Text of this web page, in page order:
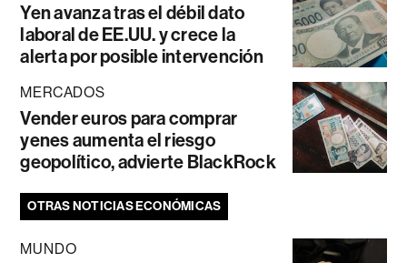
Yen avanza tras el débil dato
laboral de EE.UU. y crece la
alerta por posible intervención
MERCADOS
Vender euros para comprar
yenes aumenta el riesgo
geopolítico, advierte BlackRock
OTRAS NOTICIAS ECONÓMICAS
MUNDO